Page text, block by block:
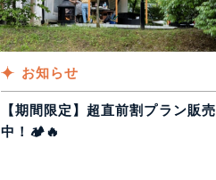
お知らせ
【期間限定】超直前割プラン販売
中！🏕️🔥